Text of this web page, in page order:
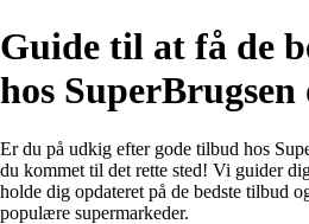
Guide til at få de
hos
Er du på udkig efter gode tilbud hos
du kommet til det rette sted! Vi guider
holde dig opdateret på de bedste tilbud
populære supermarkeder.